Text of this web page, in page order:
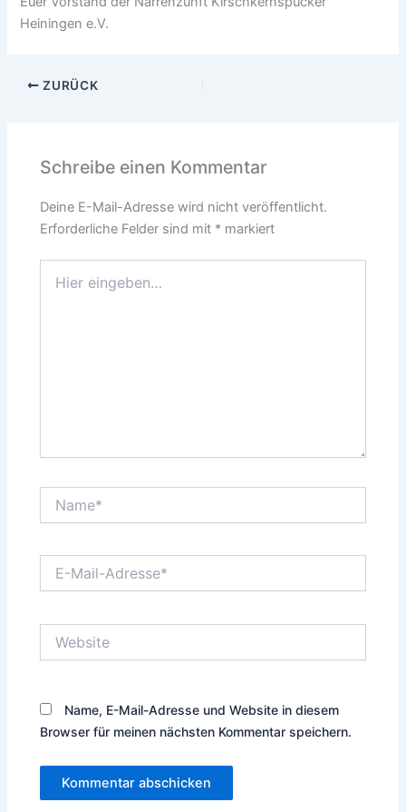
Heiningen e.V.
ZURÜCK
Schreibe einen Kommentar
Deine E-Mail-Adresse wird nicht veröffentlicht.
Erforderliche Felder sind mit * markiert
eingeben…
Mail-
Name, E-Mail-Adresse und Website in diesem
Browser für meinen nächsten Kommentar speichern.